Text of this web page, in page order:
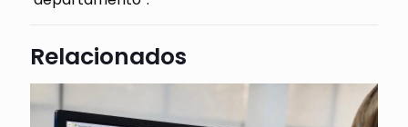
Relacionados